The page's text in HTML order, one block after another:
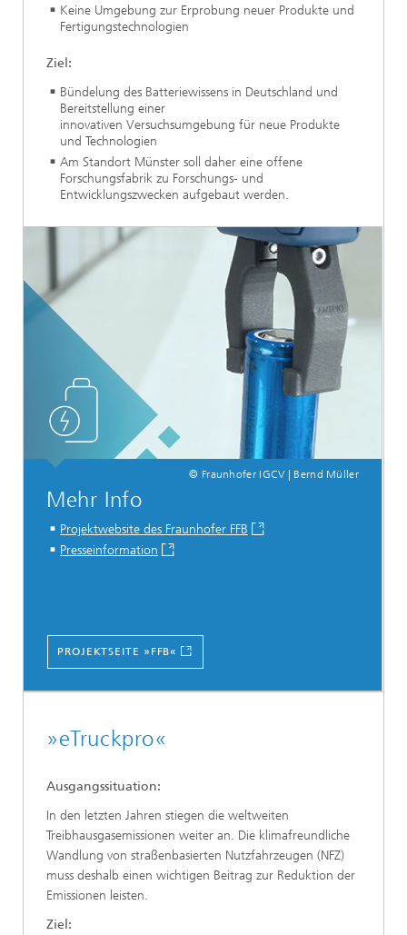
Keine Umgebung zur Erprobung neuer Produkte und
Fertigungstechnologien
Ziel:
Bündelung des Batteriewissens in Deutschland und
Bereitstellung einer
innovativen Versuchsumgebung für neue Produkte
und Technologien
Am Standort Münster soll daher eine offene
Forschungsfabrik zu Forschungs- und
Entwicklungszwecken aufgebaut werden.
© Fraunhofer IGCV | Bernd Müller
Mehr Info
Projektwebsite des Fraunhofer FFB
Presseinformation
PROJEKTSEITE »FFB«
»eTruckpro«
Ausgangssituation:
In den letzten Jahren stiegen die weltweiten
Treibhausgasemissionen weiter an. Die klimafreundliche
Wandlung von straßenbasierten Nutzfahrzeugen (NFZ)
muss deshalb einen wichtigen Beitrag zur Reduktion der
Emissionen leisten.
Ziel: